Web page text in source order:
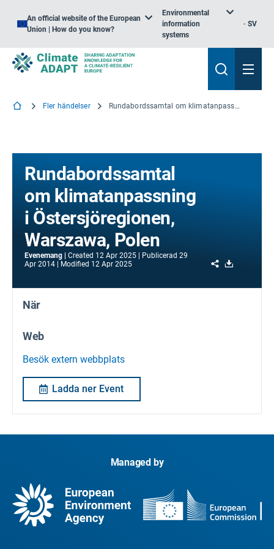
An official website of the European
Union | How do you know?
Environmental
information
systems
SV
Fler händelser Rundabordssamtal om klimatanpassning i Östersjöregionen, Warszawa, Polen
Rundabordssamtal
om klimatanpassning
i Östersjöregionen,
Warszawa, Polen
Evenemang Created 12 Apr 2025 Publicerad 29
Apr 2014
Modified 12 Apr 2025 Share
När
Web
Besök extern webbplats
Ladda ner Event
Managed by